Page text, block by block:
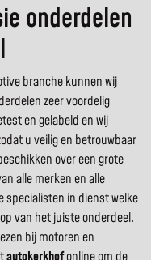
onderdelen
branche kunnen wij
zeer voordelig
en gelabeld en wij
u veilig en betrouwbaar
over een grote
alle merken en alle
specialisten in dienst welke
van het juiste onderdeel.
bij motoren en